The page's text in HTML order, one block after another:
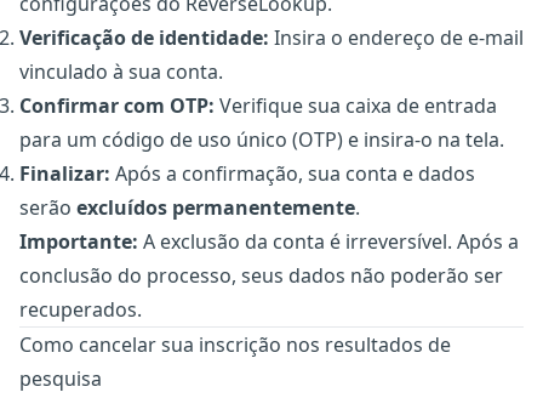
Verificação de identidade: Insira o endereço de e-mail
vinculado à sua conta.
Confirmar com OTP: Verifique sua caixa de entrada
para um código de uso único (OTP) e insira-o na tela.
Finalizar: Após a confirmação, sua conta e dados
serão excluídos permanentemente.
Importante: A exclusão da conta é irreversível. Após a
conclusão do processo, seus dados não poderão ser
recuperados.
Como cancelar sua inscrição nos resultados de
pesquisa